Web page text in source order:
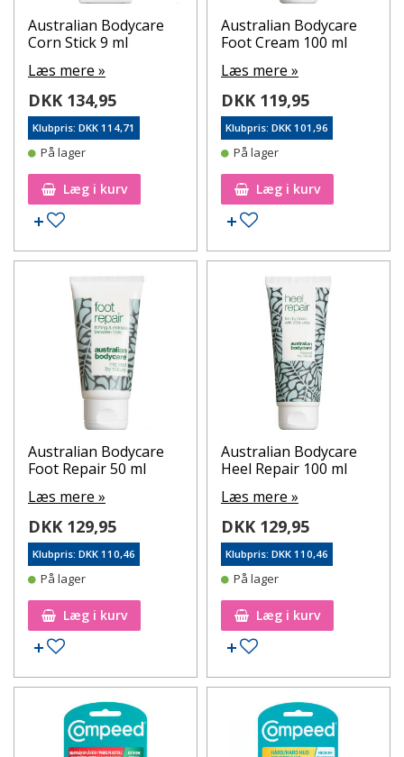
Australian Bodycare
Corn Stick 9 ml
Læs mere »
DKK 134,95
Klubpris: DKK 114,71
På lager
Læg i kurv
Tilføj til ønskeseddel
Australian Bodycare
Foot Cream 100 ml
Læs mere »
DKK 119,95
Klubpris: DKK 101,96
På lager
Læg i kurv
Tilføj til ønskeseddel
Australian Bodycare
Foot Repair 50 ml
Læs mere »
DKK 129,95
Klubpris: DKK 110,46
På lager
Læg i kurv
Tilføj til ønskeseddel
Australian Bodycare
Heel Repair 100 ml
Læs mere »
DKK 129,95
Klubpris: DKK 110,46
På lager
Læg i kurv
Tilføj til ønskeseddel